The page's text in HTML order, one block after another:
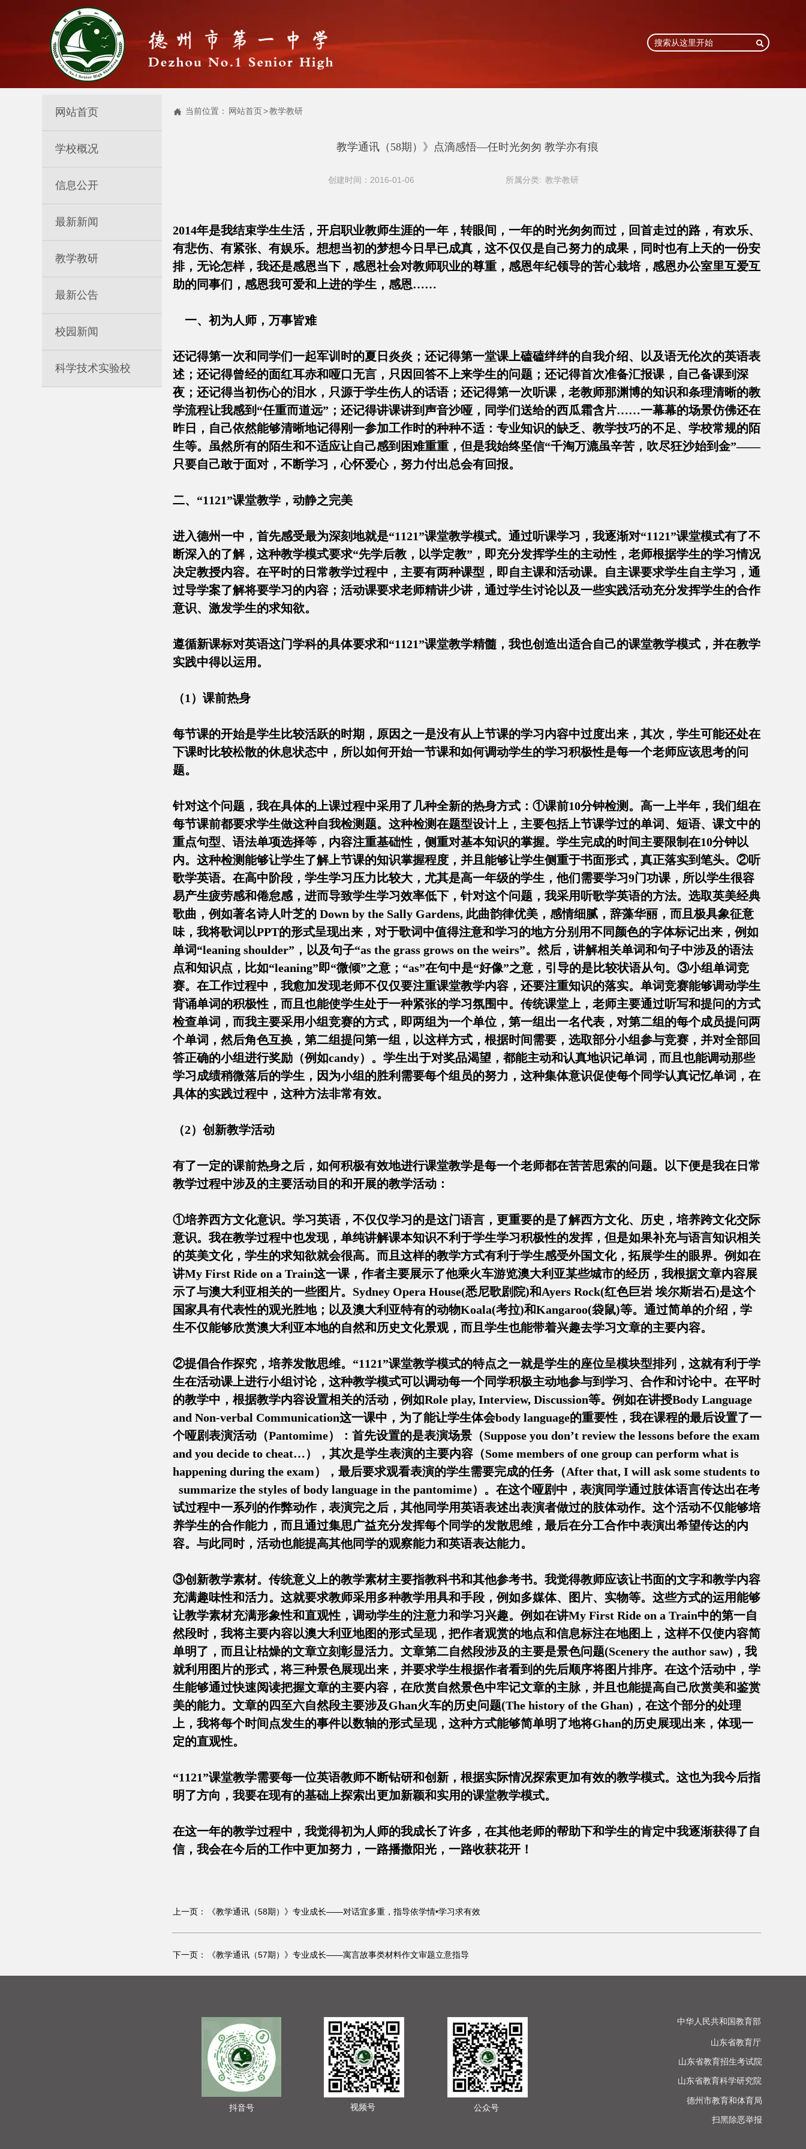

中华人民共和国教育部
山东省教育厅
抖音号
山东省教育招生考试院
山东省教育科学研究院
德州市教育和体育局
视频号 公众号
扫黑除恶举报
教学通讯（58期）》点滴感悟—任时光匆匆 教学亦有痕
创建时间：2016-01-06 所属分类: 教学教研
2014年是我结束学生生活，开启职业教师生涯的一年，转眼间，一年的时光匆匆而过，回首走过的路，有欢乐、
有悲伤、有紧张、有娱乐。想想当初的梦想今日早已成真，这不仅仅是自己努力的成果，同时也有上天的一份安
排，无论怎样，我还是感恩当下，感恩社会对教师职业的尊重，感恩年纪领导的苦心栽培，感恩办公室里互爱互
助的同事们，感恩我可爱和上进的学生，感恩……
一、初为人师，万事皆难
还记得第一次和同学们一起军训时的夏日炎炎；还记得第一堂课上磕磕绊绊的自我介绍、以及语无伦次的英语表
述；还记得曾经的面红耳赤和哑口无言，只因回答不上来学生的问题；还记得首次准备汇报课，自己备课到深
夜；还记得当初伤心的泪水，只源于学生伤人的话语；还记得第一次听课，老教师那渊博的知识和条理清晰的教
学流程让我感到“任重而道远”；还记得讲课讲到声音沙哑，同学们送给的西瓜霜含片……一幕幕的场景仿佛还在
昨日，自己依然能够清晰地记得刚一参加工作时的种种不适：专业知识的缺乏、教学技巧的不足、学校常规的陌
生等。虽然所有的陌生和不适应让自己感到困难重重，但是我始终坚信“千淘万漉虽辛苦，吹尽狂沙始到金”——
只要自己敢于面对，不断学习，心怀爱心，努力付出总会有回报。
二、“1121”课堂教学，动静之完美
进入德州一中，首先感受最为深刻地就是“1121”课堂教学模式。通过听课学习，我逐渐对“1121”课堂模式有了不
断深入的了解，这种教学模式要求“先学后教，以学定教”，即充分发挥学生的主动性，老师根据学生的学习情况
决定教授内容。在平时的日常教学过程中，主要有两种课型，即自主课和活动课。自主课要求学生自主学习，通
过导学案了解将要学习的内容；活动课要求老师精讲少讲，通过学生讨论以及一些实践活动充分发挥学生的合作
意识、激发学生的求知欲。
遵循新课标对英语这门学科的具体要求和“1121”课堂教学精髓，我也创造出适合自己的课堂教学模式，并在教学
实践中得以运用。
（1）课前热身
每节课的开始是学生比较活跃的时期，原因之一是没有从上节课的学习内容中过度出来，其次，学生可能还处在
下课时比较松散的休息状态中，所以如何开始一节课和如何调动学生的学习积极性是每一个老师应该思考的问
题。
针对这个问题，我在具体的上课过程中采用了几种全新的热身方式：①课前10分钟检测。高一上半年，我们组在
每节课前都要求学生做这种自我检测题。这种检测在题型设计上，主要包括上节课学过的单词、短语、课文中的
重点句型、语法单项选择等，内容注重基础性，侧重对基本知识的掌握。学生完成的时间主要限制在10分钟以
内。这种检测能够让学生了解上节课的知识掌握程度，并且能够让学生侧重于书面形式，真正落实到笔头。②听
歌学英语。在高中阶段，学生学习压力比较大，尤其是高一年级的学生，他们需要学习9门功课，所以学生很容
易产生疲劳感和倦怠感，进而导致学生学习效率低下，针对这个问题，我采用听歌学英语的方法。选取英美经典
歌曲，例如著名诗人叶芝的 Down by the Sally Gardens, 此曲韵律优美，感情细腻，辞藻华丽，而且极具象征意
味，我将歌词以PPT的形式呈现出来，对于歌词中值得注意和学习的地方分别用不同颜色的字体标记出来，例如
单词“leaning shoulder”，以及句子“as the grass grows on the weirs”。然后，讲解相关单词和句子中涉及的语法
点和知识点，比如“leaning”即“微倾”之意；“as”在句中是“好像”之意，引导的是比较状语从句。③小组单词竞
赛。在工作过程中，我愈加发现老师不仅仅要注重课堂教学内容，还要注重知识的落实。单词竞赛能够调动学生
背诵单词的积极性，而且也能使学生处于一种紧张的学习氛围中。传统课堂上，老师主要通过听写和提问的方式
检查单词，而我主要采用小组竞赛的方式，即两组为一个单位，第一组出一名代表，对第二组的每个成员提问两
个单词，然后角色互换，第二组提问第一组，以这样方式，根据时间需要，选取部分小组参与竞赛，并对全部回
答正确的小组进行奖励（例如candy）。学生出于对奖品渴望，都能主动和认真地识记单词，而且也能调动那些
学习成绩稍微落后的学生，因为小组的胜利需要每个组员的努力，这种集体意识促使每个同学认真记忆单词，在
具体的实践过程中，这种方法非常有效。
（2）创新教学活动
有了一定的课前热身之后，如何积极有效地进行课堂教学是每一个老师都在苦苦思索的问题。以下便是我在日常
教学过程中涉及的主要活动目的和开展的教学活动：
①培养西方文化意识。学习英语，不仅仅学习的是这门语言，更重要的是了解西方文化、历史，培养跨文化交际
意识。我在教学过程中也发现，单纯讲解课本知识不利于学生学习积极性的发挥，但是如果补充与语言知识相关
的英美文化，学生的求知欲就会很高。而且这样的教学方式有利于学生感受外国文化，拓展学生的眼界。例如在
讲My First Ride on a Train这一课，作者主要展示了他乘火车游览澳大利亚某些城市的经历，我根据文章内容展
示了与澳大利亚相关的一些图片。Sydney Opera House(悉尼歌剧院)和Ayers Rock(红色巨岩 埃尔斯岩石)是这个
国家具有代表性的观光胜地；以及澳大利亚特有的动物Koala(考拉)和Kangaroo(袋鼠)等。通过简单的介绍，学
生不仅能够欣赏澳大利亚本地的自然和历史文化景观，而且学生也能带着兴趣去学习文章的主要内容。
②提倡合作探究，培养发散思维。“1121”课堂教学模式的特点之一就是学生的座位呈模块型排列，这就有利于学
生在活动课上进行小组讨论，这种教学模式可以调动每一个同学积极主动地参与到学习、合作和讨论中。在平时
的教学中，根据教学内容设置相关的活动，例如Role play, Interview, Discussion等。例如在讲授Body Language
and Non-verbal Communication这一课中，为了能让学生体会body language的重要性，我在课程的最后设置了一
个哑剧表演活动（Pantomime）：首先设置的是表演场景（Suppose you don’t review the lessons before the exam
and you decide to cheat…），其次是学生表演的主要内容（Some members of one group can perform what is
happening during the exam），最后要求观看表演的学生需要完成的任务（After that, I will ask some students to
summarize the styles of body language in the pantomime）。在这个哑剧中，表演同学通过肢体语言传达出在考
试过程中一系列的作弊动作，表演完之后，其他同学用英语表述出表演者做过的肢体动作。这个活动不仅能够培
养学生的合作能力，而且通过集思广益充分发挥每个同学的发散思维，最后在分工合作中表演出希望传达的内
容。与此同时，活动也能提高其他同学的观察能力和英语表达能力。
③创新教学素材。传统意义上的教学素材主要指教科书和其他参考书。我觉得教师应该让书面的文字和教学内容
充满趣味性和活力。这就要求教师采用多种教学用具和手段，例如多媒体、图片、实物等。这些方式的运用能够
让教学素材充满形象性和直观性，调动学生的注意力和学习兴趣。例如在讲My First Ride on a Train中的第一自
然段时，我将主要内容以澳大利亚地图的形式呈现，把作者观赏的地点和信息标注在地图上，这样不仅使内容简
单明了，而且让枯燥的文章立刻彰显活力。文章第二自然段涉及的主要是景色问题(Scenery the author saw)，我
就利用图片的形式，将三种景色展现出来，并要求学生根据作者看到的先后顺序将图片排序。在这个活动中，学
生能够通过快速阅读把握文章的主要内容，在欣赏自然景色中牢记文章的主脉，并且也能提高自己欣赏美和鉴赏
美的能力。文章的四至六自然段主要涉及Ghan火车的历史问题(The history of the Ghan)，在这个部分的处理
上，我将每个时间点发生的事件以数轴的形式呈现，这种方式能够简单明了地将Ghan的历史展现出来，体现一
定的直观性。
“1121”课堂教学需要每一位英语教师不断钻研和创新，根据实际情况探索更加有效的教学模式。这也为我今后指
明了方向，我要在现有的基础上探索出更加新颖和实用的课堂教学模式。
在这一年的教学过程中，我觉得初为人师的我成长了许多，在其他老师的帮助下和学生的肯定中我逐渐获得了自
信，我会在今后的工作中更加努力，一路播撒阳光，一路收获花开！
 当前位置： 网站首页>教学教研
上一页： 《教学通讯（58期）》专业成长——对话宜多重，指导依学情•学习求有效
下一页： 《教学通讯（57期）》专业成长——寓言故事类材料作文审题立意指导
网站首页
学校概况
信息公开
最新新闻
教学教研
最新公告
校园新闻
科学技术实验校